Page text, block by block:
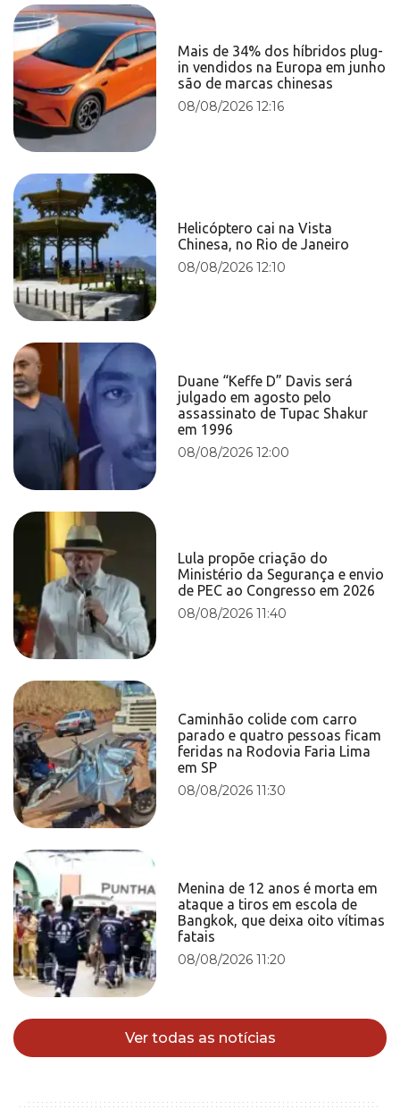
Mais de 34% dos híbridos plug-
in vendidos na Europa em junho
são de marcas chinesas
08/08/2026 12:16
Helicóptero cai na Vista
Chinesa, no Rio de Janeiro
08/08/2026 12:10
Duane “Keffe D” Davis será
julgado em agosto pelo
assassinato de Tupac Shakur
em 1996
08/08/2026 12:00
Lula propõe criação do
Ministério da Segurança e envio
de PEC ao Congresso em 2026
08/08/2026 11:40
Caminhão colide com carro
parado e quatro pessoas ficam
feridas na Rodovia Faria Lima
em SP
08/08/2026 11:30
Menina de 12 anos é morta em
ataque a tiros em escola de
Bangkok, que deixa oito vítimas
fatais
08/08/2026 11:20
Ver todas as notícias